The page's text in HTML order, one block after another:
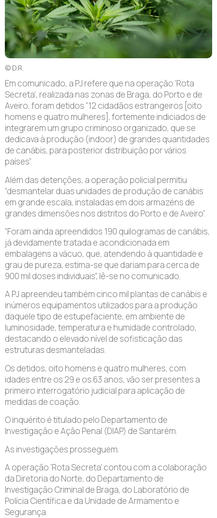
© D.R.
Em comunicado, a PJ refere que na operação ‘Rota
Secreta’, realizada nas zonas de Braga, do Porto e de
Aveiro, foram detidos “12 cidadãos estrangeiros [oito
homens e quatro mulheres], fortemente indiciados de
integrarem um grupo criminoso organizado, que se
dedicava à produção (indoor) de grandes quantidades
de canábis, para posterior distribuição por vários
países”.
Além das detenções, a operação policial permitiu
“desmantelar duas unidades de produção de canábis
em grande escala, instaladas em dois armazéns de
grandes dimensões nos distritos do Porto e de Aveiro”.
“Foram ainda apreendidos 190 quilogramas de canábis,
já devidamente tratada e acondicionada em
embalagens a vácuo, que, atendendo à quantidade e
grau de pureza, estima-se que dariam para cerca de
900 mil doses individuais”, lê-se no comunicado.
A PJ apreendeu também cinco mil plantas de canábis e
inúmeros equipamentos utilizados para a produção
daquele tipo de estupefaciente, em ambiente de
luminosidade, temperatura e humidade controlado,
destacando o elevado nível de sofisticação das
estruturas desmanteladas.
Os detidos, oito homens e quatro mulheres, com
idades entre os 29 e os 63 anos, vão ser presentes a
primeiro interrogatório judicial para aplicação de
medidas de coação.
O inquérito é titulado pelo Departamento de
Investigação e Ação Penal (DIAP) de Santarém.
As investigações prosseguem.
A operação ‘Rota Secreta’ contou com a colaboração
da Diretoria do Norte, do Departamento de
Investigação Criminal de Braga, do Laboratório de
Polícia Científica e da Unidade de Armamento e
Segurança.